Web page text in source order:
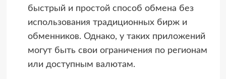
быстрый и простой способ обмена без
использования традиционных бирж и
обменников. Однако, у таких приложений
могут быть свои ограничения по регионам
или доступным валютам.